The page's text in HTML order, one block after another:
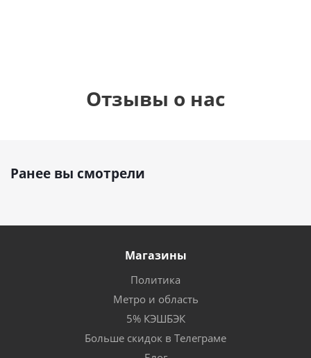
Отзывы о нас
Ранее вы смотрели
Магазины
Политика
Метро и область
5% КЭШБЭК
Больше скидок в Телеграме